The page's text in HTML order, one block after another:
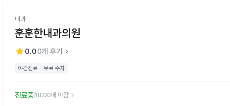
내과
훈훈한내과의원
star 0.00개 후기 keyboard_arrow_right
야간진료 무료 주차
진료중 18:00에 마감 keyboard_arrow_right